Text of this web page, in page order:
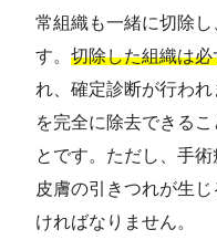
常組織も一緒に切除
す。 切除した組織は
れ、確定診断が行わ
を完全に除去できる
とです。ただし、手
皮膚の引きつれが生
ければなりません。